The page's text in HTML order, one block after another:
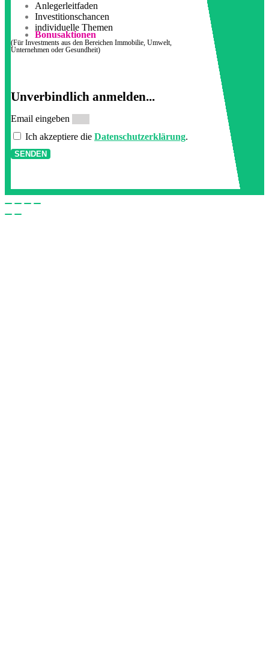
Anlegerleitfaden
Investitionschancen
individuelle Themen
Bonusaktionen
(Für Investments aus den Bereichen Immobilie, Umwelt,
Unternehmen oder Gesundheit)
Unverbindlich anmelden...
Email eingeben
Ich akzeptiere die Datenschutzerklärung.
SENDEN